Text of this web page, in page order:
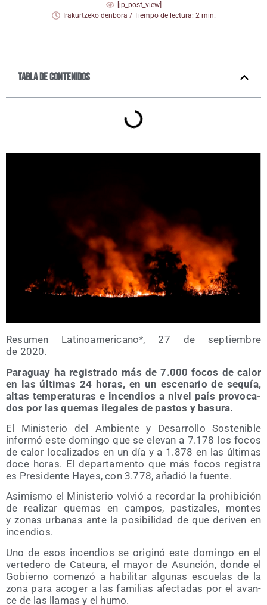
[jp_post_view]
Irakurtzeko denbora / Tiempo de lectura: 2 min.
Tabla de contenidos
Resu­men Lati­no­ame­ri­cano*, 27 de sep­tiem­bre
de 2020.
Para­guay ha regis­tra­do más de 7.000 focos de calor
en las últi­mas 24 horas, en un esce­na­rio de sequía,
altas tem­pe­ra­tu­ras e incen­dios a nivel país pro­vo­ca­
dos por las que­mas ile­ga­les de pas­tos y basura.
El Minis­te­rio del Ambien­te y Desa­rro­llo Sos­te­ni­ble
infor­mó este domin­go que se ele­van a 7.178 los focos
de calor loca­li­za­dos en un día y a 1.878 en las últi­mas
doce horas. El depar­ta­men­to que más focos regis­tra
es Pre­si­den­te Hayes, con 3.778, aña­dió la fuente.
Asi­mis­mo el Minis­te­rio vol­vió a recor­dar la prohi­bi­ción
de rea­li­zar que­mas en cam­pos, pas­ti­za­les, mon­tes
y zonas urba­nas ante la posi­bi­li­dad de que deri­ven en
incendios.
Uno de esos incen­dios se ori­gi­nó este domin­go en el
ver­te­de­ro de Cateu­ra, el mayor de Asun­ción, don­de el
Gobierno comen­zó a habi­li­tar algu­nas escue­las de la
zona para aco­ger a las fami­lias afec­ta­das por el avan­
ce de las lla­mas y el humo.